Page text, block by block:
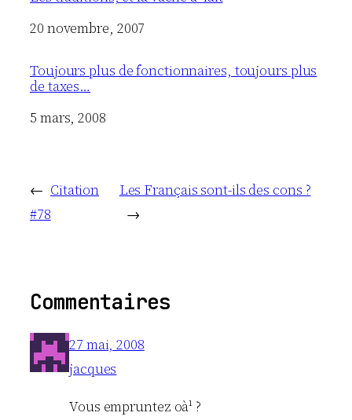
Date
20 novembre, 2007
Toujours plus de fonctionnaires, toujours plus
de taxes…
Date
5 mars, 2008
← Citation
#78
Les Français sont-ils des cons ?
→
Commentaires
27 mai, 2008
jacques
Vous empruntez oà¹ ?